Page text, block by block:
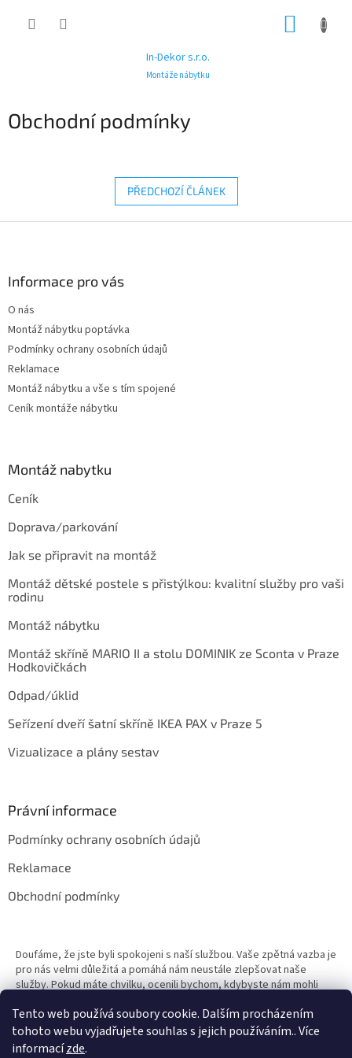
Tento web používá soubory cookie. Dalším procházením
tohoto webu vyjadřujete souhlas s jejich používáním.. Více
informacízde.
In-Dekor s.r.o.
Montáže nábytku
Obchodní podmínky
PŘEDCHOZÍ ČLÁNEK
Informace pro vás
O nás
Montáž nábytku poptávka
Podmínky ochrany osobních údajů
Reklamace
Montáž nábytku a vše s tím spojené
Ceník montáže nábytku
Montáž nabytku
Ceník
Doprava/parkování
Jak se připravit na montáž
Montáž dětské postele s přistýlkou: kvalitní služby pro vaši
rodinu
Montáž nábytku
Montáž skříně MARIO II a stolu DOMINIK ze Sconta v Praze
Hodkovičkách
Odpad/úklid
Seřízení dveří šatní skříně IKEA PAX v Praze 5
Vizualizace a plány sestav
Právní informace
Podmínky ochrany osobních údajů
Reklamace
Obchodní podmínky
Doufáme, že jste byli spokojeni s naší službou. Vaše zpětná vazba je
pro nás velmi důležitá a pomáhá nám neustále zlepšovat naše
služby. Pokud máte chvilku, ocenili bychom, kdybyste nám mohli